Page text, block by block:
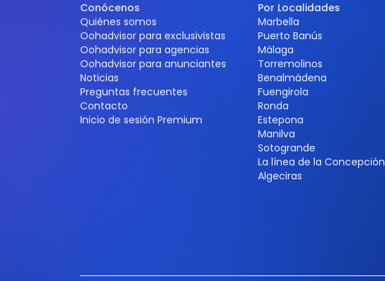
Conócenos
Quiénes somos
Oohadvisor para exclusivistas
Oohadvisor para agencias
Oohadvisor para anunciantes
Noticias
Preguntas frecuentes
Contacto
Inicio de sesión Premium
Por Localidades
Marbella
Puerto Banús
Málaga
Torremolinos
Benalmádena
Fuengirola
Ronda
Estepona
Manilva
Sotogrande
La línea de la Concepción
Algeciras